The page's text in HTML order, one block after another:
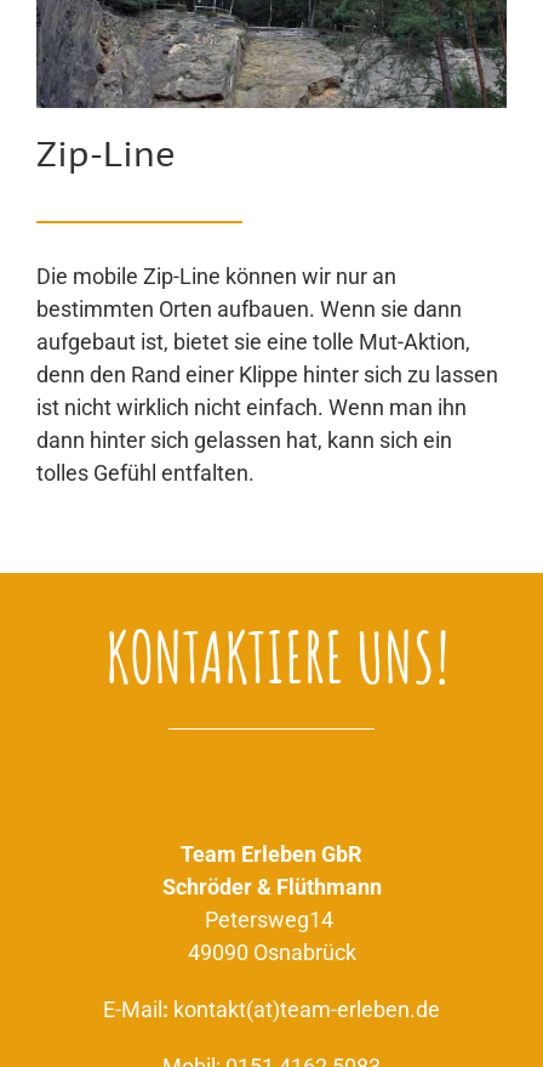
Zip-Line
Die mobile Zip-Line können wir nur an
bestimmten Orten aufbauen. Wenn sie dann
aufgebaut ist, bietet sie eine tolle Mut-Aktion,
denn den Rand einer Klippe hinter sich zu lassen
ist nicht wirklich nicht einfach. Wenn man ihn
dann hinter sich gelassen hat, kann sich ein
tolles Gefühl entfalten.
KONTAKTIERE UNS!
Team Erleben GbR
Schröder & Flüthmann
Petersweg14
49090 Osnabrück
E-Mail: kontakt(at)team-erleben.de